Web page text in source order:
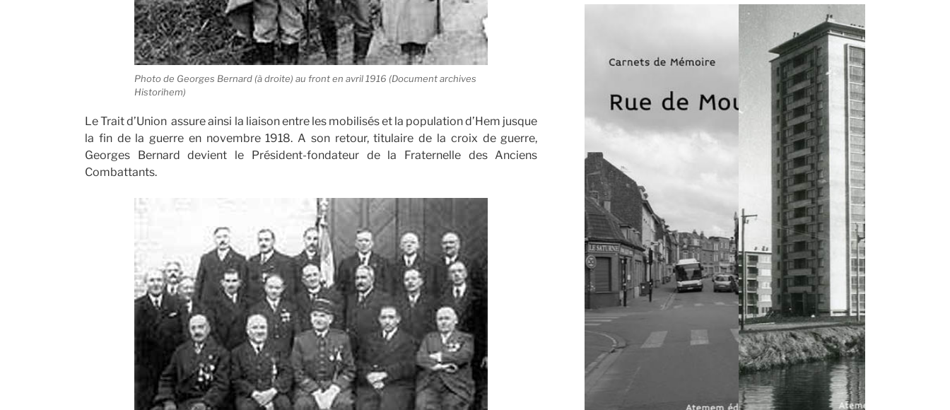
Photo de Georges Bernard (à droite) au front en avril 1916 (Document archives
Historihem)
Le Trait d’Union assure ainsi la liaison entre les mobilisés et la population d’Hem jusque
la fin de la guerre en novembre 1918. A son retour, titulaire de la croix de guerre,
Georges Bernard devient le Président-fondateur de la Fraternelle des Anciens
Combattants.